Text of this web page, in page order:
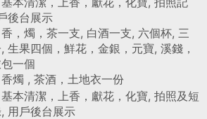
後台展示
，燭，茶一支, 白酒一支, 六個杯, 三
生果四個，鮮花，金銀，元寶, 溪錢，
一個
燭 , 茶酒，土地衣一份
本清潔，上香，獻花，化寶, 拍照及短
用戶後台展示